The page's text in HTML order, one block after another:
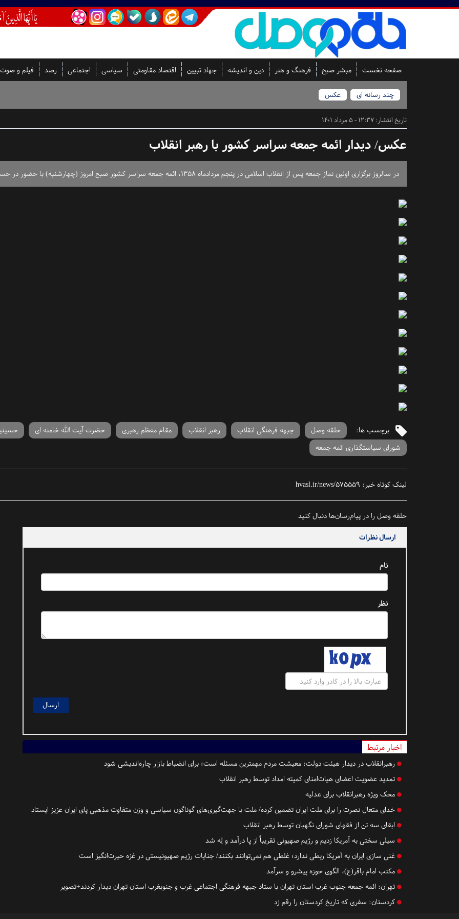
صفحه نخست مبشر صبح فرهنگ و هنر دین و اندیشه جهاد تبیین اقتصاد مقاومتی سیاسی اجتماعی رصد فیلم و صوت
چند رسانه ای عکس
تاریخ انتشار: 12:37 - 5 مرداد 1401
عکس/ دیدار ائمه جمعه سراسر کشور با رهبر انقلاب
در سالروز برگزاری اولین نماز جمعه پس از انقلاب اسلامی در پنجم مردادماه ۱۳۵۸، ائمه‌ جمعه‌ سراسر کشور صبح امروز (چهارشنبه) با حضور در حسینیه‌ امام خمینی(ره) با رهبر معظم انقلاب دیدار کردند.
برچسب ها: حلقه وصل جبهه فرهنگی انقلاب رهبر انقلاب مقام معظم رهبری حضرت آیت الله خامنه ای
شورای سیاستگذاری ائمه جمعه
لینک کوتاه خبر: hvasl.ir/news/575559
حلقه وصل را در پیام‌رسان‌ها دنبال کنید
ارسال نظرات
نام
نظر
اخبار مرتبط
رهبرانقلاب در دیدار هیئت دولت: معیشت مردم مهمترین مسئله است؛ برای انضباط بازار چاره‌اندیشی شود
تمدید عضویت اعضای هیات‌امنای کمیته امداد توسط رهبر انقلاب
محک ویژه رهبرانقلاب برای عدلیه
خدای متعال نصرت را برای ملت ایران تضمین کرده/ ملت با جهت‌گیری‌های گوناگون سیاسی و وزن متفاوت مذهبی پای ایران عزیز ایستاد
ابقای سه تن از فقهای شورای نگهبان توسط رهبر انقلاب
سیلی سختی به آمریکا زدیم و رژیم صهیونی تقریباً از پا درآمد و لِه شد
غنی سازی ایران به آمریکا ربطی ندارد؛ غلطی هم‌ نمی‌توانند بکنند/ جنایات رژیم صهیونیستی در غزه حیرت‌انگیز است
مکتب امام باقر(ع)، الگوی حوزه پیشرو و سرآمد
تهران: ائمه جمعه جنوب غرب استان تهران با ستاد جبهه فرهنگی اجتماعی غرب و جنوبغرب استان تهران دیدار کردند+تصویر
کردستان: سفری که تاریخ کردستان را رقم زد